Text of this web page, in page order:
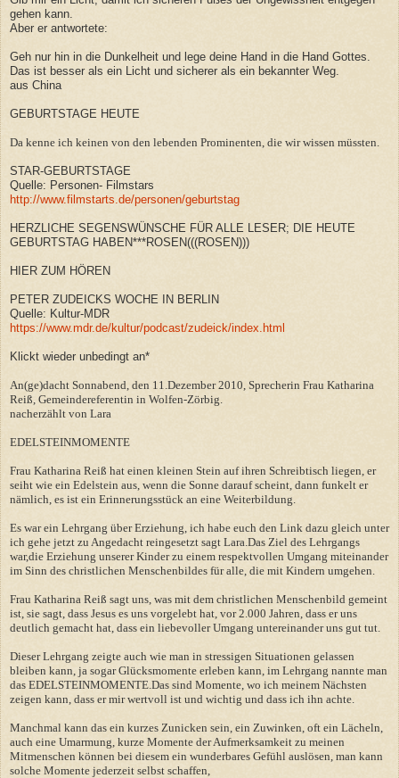
gehen kann.
Aber er antwortete:
Geh nur hin in die Dunkelheit und lege deine Hand in die Hand Gottes.
Das ist besser als ein Licht und sicherer als ein bekannter Weg.
aus China
GEBURTSTAGE HEUTE
Da kenne ich keinen von den lebenden Prominenten, die wir wissen müssten.
STAR-GEBURTSTAGE
Quelle: Personen- Filmstars
http://www.filmstarts.de/personen/geburtstag
HERZLICHE SEGENSWÜNSCHE FÜR ALLE LESER; DIE HEUTE
GEBURTSTAG HABEN***ROSEN(((ROSEN)))
HIER ZUM HÖREN
PETER ZUDEICKS WOCHE IN BERLIN
Quelle: Kultur-MDR
https://www.mdr.de/kultur/podcast/zudeick/index.html
Klickt wieder unbedingt an*
An(ge)dacht Sonnabend, den 11.Dezember 2010, Sprecherin Frau Katharina
Reiß, Gemeindereferentin in Wolfen-Zörbig.
nacherzählt von Lara
EDELSTEINMOMENTE
Frau Katharina Reiß hat einen kleinen Stein auf ihren Schreibtisch liegen, er
seiht wie ein Edelstein aus, wenn die Sonne darauf scheint, dann funkelt er
nämlich, es ist ein Erinnerungsstück an eine Weiterbildung.
Es war ein Lehrgang über Erziehung, ich habe euch den Link dazu gleich unter
ich gehe jetzt zu Angedacht reingesetzt sagt Lara.Das Ziel des Lehrgangs
war,die Erziehung unserer Kinder zu einem respektvollen Umgang miteinander
im Sinn des christlichen Menschenbildes für alle, die mit Kindern umgehen.
Frau Katharina Reiß sagt uns, was mit dem christlichen Menschenbild gemeint
ist, sie sagt, dass Jesus es uns vorgelebt hat, vor 2.000 Jahren, dass er uns
deutlich gemacht hat, dass ein liebevoller Umgang untereinander uns gut tut.
Dieser Lehrgang zeigte auch wie man in stressigen Situationen gelassen
bleiben kann, ja sogar Glücksmomente erleben kann, im Lehrgang nannte man
das EDELSTEINMOMENTE.Das sind Momente, wo ich meinem Nächsten
zeigen kann, dass er mir wertvoll ist und wichtig und dass ich ihn achte.
Manchmal kann das ein kurzes Zunicken sein, ein Zuwinken, oft ein Lächeln,
auch eine Umarmung, kurze Momente der Aufmerksamkeit zu meinen
Mitmenschen können bei diesem ein wunderbares Gefühl auslösen, man kann
solche Momente jederzeit selbst schaffen,